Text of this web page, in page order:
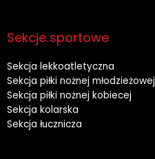
Sekcje sportowe
Sekcja lekkoatletyczna
Sekcja piłki nożnej młodzieżowej
Sekcja piłki nożnej kobiecej
Sekcja kolarska
Sekcja łucznicza